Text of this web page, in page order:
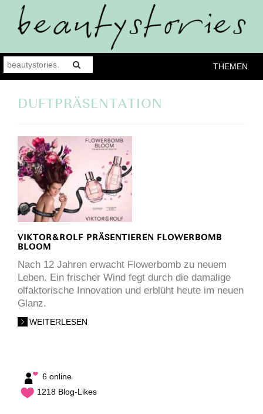
THEMEN
DUFTPRÄSENTATION
VIKTOR&ROLF PRÄSENTIEREN FLOWERBOMB
BLOOM
Nach 12 Jahren erwacht Flowerbomb zu neuem
Leben. Ein frischer Wind fegt durch die damalige
olfaktorische Innovation und erblüht heute im neuen
Glanz.
WEITERLESEN
6 online
1218 Blog-Likes